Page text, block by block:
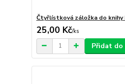
Čtyřlístková záložka do knihy
25,00 Kč/ks
Přidat do